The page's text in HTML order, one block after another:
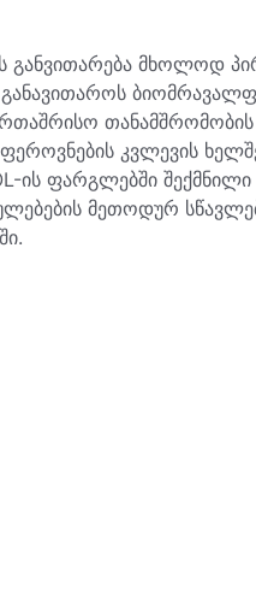
განვითარება მხოლოდ
განავითაროს
კვლევის
ის ფარგლებში
მეთოდურ